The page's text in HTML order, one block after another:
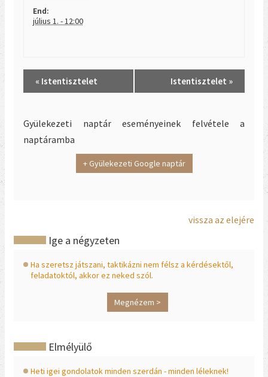
End:
július 1. - 12:00
Event
Navigation
« Istentisztelet Istentisztelet »
Gyülekezeti naptár eseményeinek felvétele a
naptáramba
+ Gyülekezeti Google naptár
vissza az elejére
Ige a négyzeten
Ha szeretsz játszani, taktikázni nem félsz a kérdésektől,
feladatoktól, akkor ez neked szól.
Megnézem >
Elmélyülő
Heti igei gondolatok minden szerdán - minden léleknek!